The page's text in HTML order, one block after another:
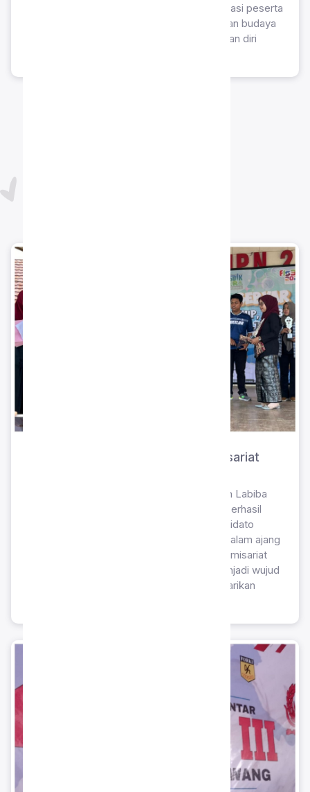
berlokasi di Nganjuk. Program ini memfasilitasi peserta
didik untuk melihat langsung proses kerja dan budaya
perusahaan profesional guna mempersiapkan diri
Juara 1 Biantara FTBI Tingkat Komisariat
Prestasi membanggakan kembali diraih oleh Labiba
Azka, siswi SMP Islam Sahabat Ilmu, yang berhasil
meraih gelar Juara 1 pada lomba Biantara (Pidato
Bahasa Sunda). Pencapaian ini ditorehkan dalam ajang
Festival Tunas Bahasa Ibu (FTBI) tingkat Komisariat
Telukjambe tahun 2025, yang sekaligus menjadi wujud
nyata keaktifan peserta didik dalam melestarikan